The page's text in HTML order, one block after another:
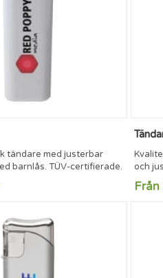
tändare med justerbar
barnlås. TÜV-certifierade.
och
TÜV-